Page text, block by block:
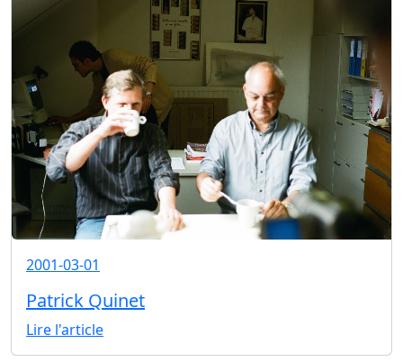
2001-03-01
Patrick Quinet
Lire l'article